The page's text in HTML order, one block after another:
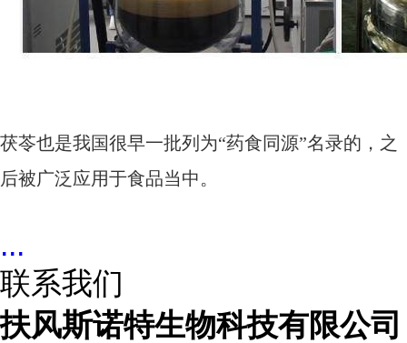
茯苓也是我国很早一批列为“药食同源”名录的，之
后被广泛应用于食品当中。
...
联系我们
扶风斯诺特生物科技有限公司